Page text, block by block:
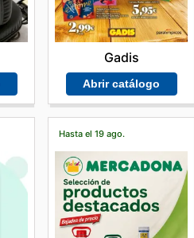
Gadis
Abrir catálogo
Hasta el 19 ago.